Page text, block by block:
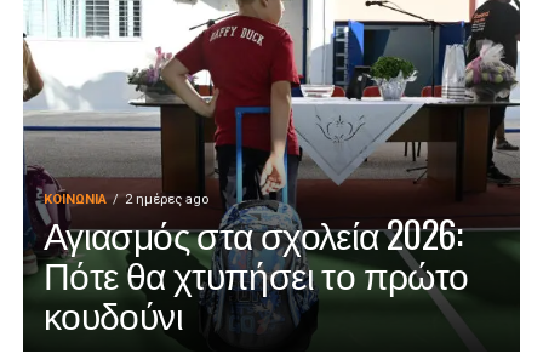
ΚΟΙΝΩΝΊΑ 2 ημέρες ago
Αγιασμός στα σχολεία 2026:
Πότε θα χτυπήσει το πρώτο
κουδούνι